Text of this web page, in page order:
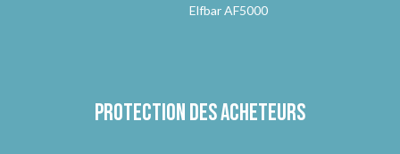
Elfbar AF5000
Protection des acheteurs